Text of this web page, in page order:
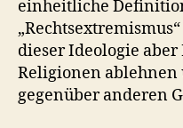
einheitliche
dieser Ideologie
Religionen ablehnen
gegenüber anderen